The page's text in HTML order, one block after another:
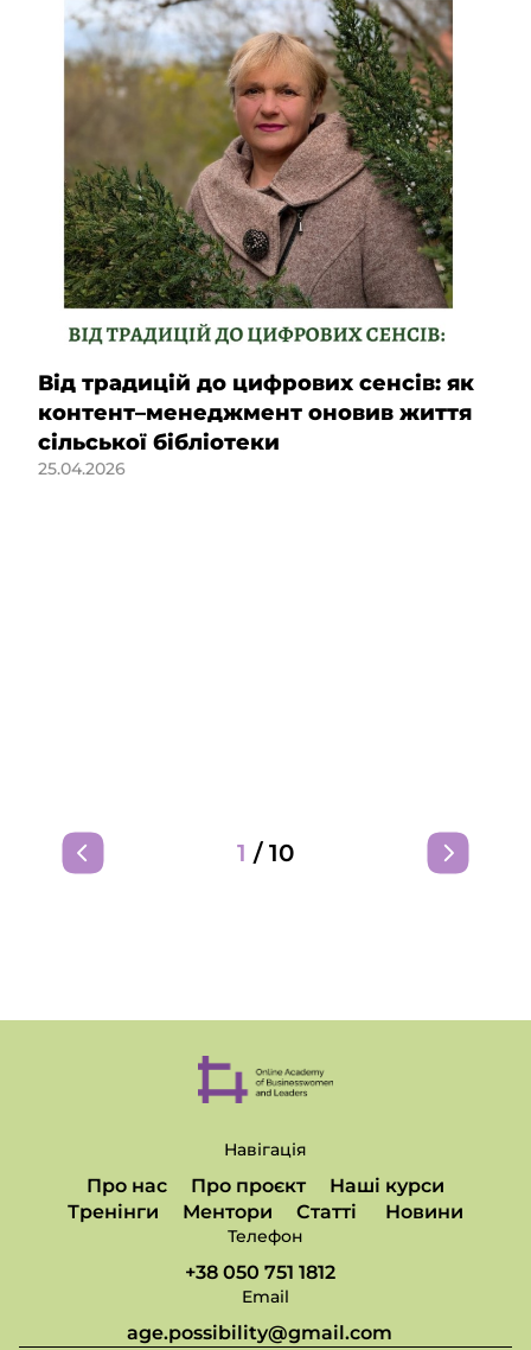
Від традицій до цифрових сенсів: як
контент–менеджмент оновив життя
сільської бібліотеки
25.04.2026
1 / 10
Навігація
Про нас Про проєкт
Наші курси
Тренінги
Ментори Статті Новини
Телефон
+38 050 751 1812
Email
age.possibility@gmail.com